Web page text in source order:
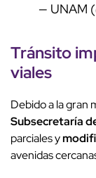
— UNAM
Tránsito
viales
Debido a la gran
Subsecretaría
parciales y
avenidas